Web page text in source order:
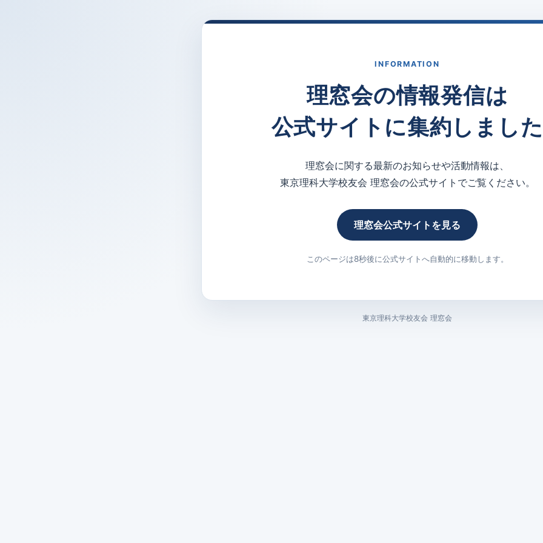
INFORMATION
理窓会の情報発信は
公式サイトに集約しました
理窓会に関する最新のお知らせや活動情報は、
東京理科大学校友会 理窓会の公式サイトでご覧ください。
理窓会公式サイトを見る
このページは8秒後に公式サイトへ自動的に移動します。
東京理科大学校友会 理窓会